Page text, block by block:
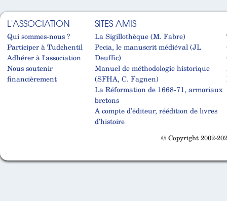
L'ASSOCIATION
Qui sommes-nous ?
Participer à Tudchentil
Adhérer à l'association
Nous soutenir
financièrement
SITES AMIS
La Sigillothèque (M. Fabre)
Pecia, le manuscrit médiéval (JL
Deuffic)
Manuel de méthodologie historique
(SFHA, C. Fagnen)
La Réformation de 1668-71, armoriaux
bretons
A compte d'éditeur, réédition de livres
d'histoire
© Copyright 2002-